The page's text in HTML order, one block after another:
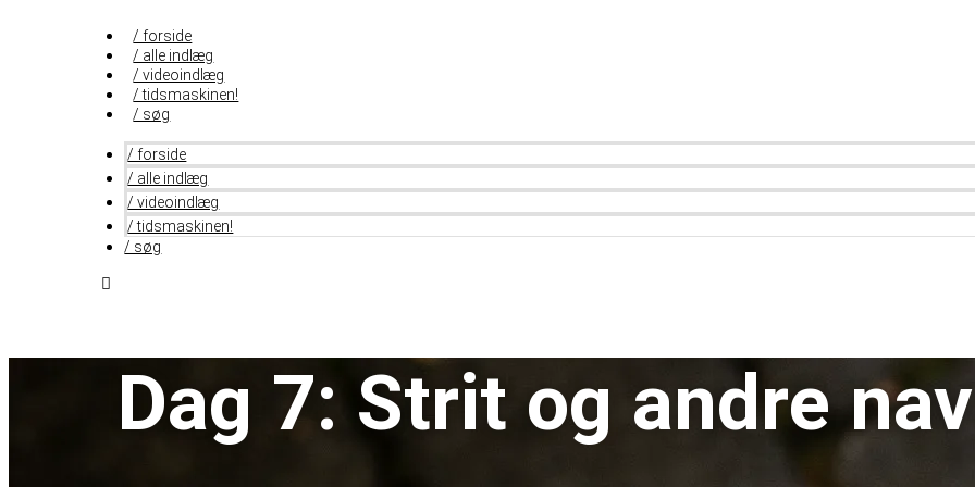
/ forside
/ alle indlæg
/ videoindlæg
/ tidsmaskinen!
/ søg
/ forside
/ alle indlæg
/ videoindlæg
/ tidsmaskinen!
/ søg
Dag 7: Strit og andre